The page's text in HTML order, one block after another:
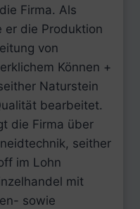
Firma. Als
er die Produktion
von
Können +
Naturstein
bearbeitet.
die Firma über
seither
im Lohn
mit
sowie